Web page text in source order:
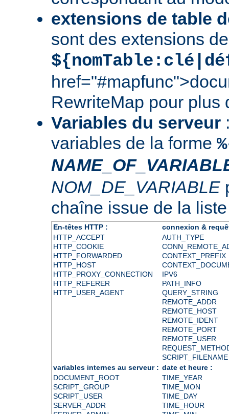
extensions de table
sont des extensions
RewriteMap pour plus
Variables du serveur
variables de la forme
NOM_DE_VARIABLE
chaîne issue de la
En-têtes HTTP :
connexion &
HTTP_ACCEPT
HTTP_COOKIE
HTTP_FORWARDED
HTTP_HOST
HTTP_PROXY_CONNECTION
HTTP_REFERER
HTTP_USER_AGENT
AUTH_TYPE
CONTEXT_PREFIX
IPV6
PATH_INFO
QUERY_STRING
REMOTE_ADDR
REMOTE_HOST
REMOTE_IDENT
REMOTE_PORT
REMOTE_USER
SCRIPT_FILENAME
variables internes au serveur : date et heure :
DOCUMENT_ROOT
SCRIPT_GROUP
SCRIPT_USER
SERVER_ADDR
TIME_YEAR
TIME_MON
TIME_DAY
TIME_HOUR